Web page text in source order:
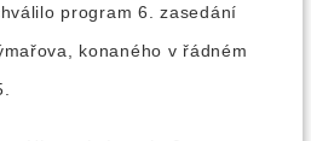
program 6. zasedání
konaného v řádném